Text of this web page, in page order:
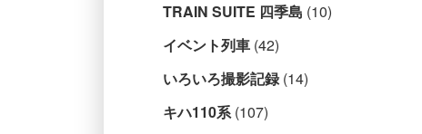
TRAIN SUITE 四季島 (10)
イベント列車 (42)
いろいろ撮影記録(14)
キハ110系(107)